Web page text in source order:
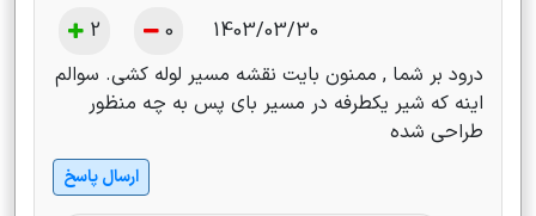
1403/03/30
0
2
درود بر شما , ممنون بایت نقشه مسیر لوله کشی. سوالم
اینه که شیر یکطرفه در مسیر بای پس به چه منظور
طراحی شده
ارسال پاسخ